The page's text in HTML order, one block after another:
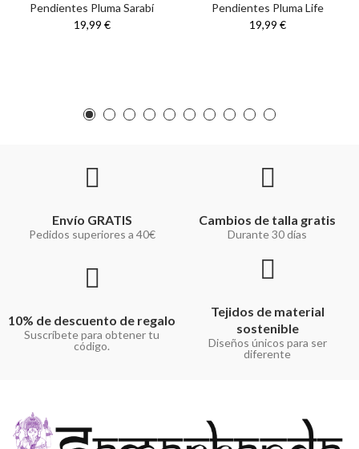
Pendientes Pluma Sarabí
19,99 €
Pendientes Pluma Life
19,99 €
Envío GRATIS
Pedidos superiores a 40€
Cambios de talla gratis
Durante 30 días
10% de descuento de regalo
Suscríbete para obtener tu
código.
Tejidos de material
sostenible
Diseños únicos para ser
diferente